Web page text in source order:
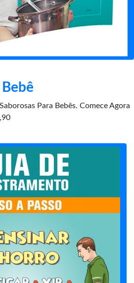
Bebê
Para Bebês. Comece Agora